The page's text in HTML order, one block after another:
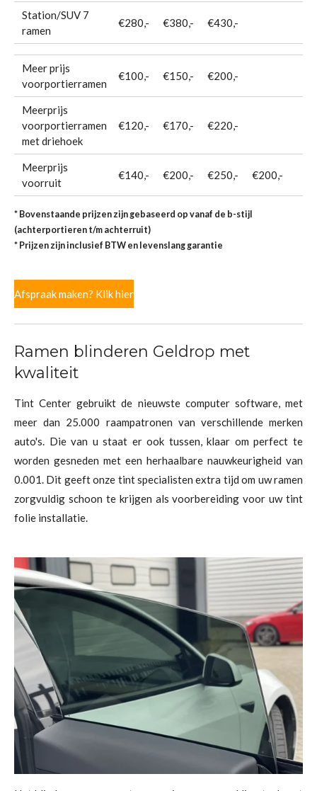
Station/SUV 7
ramen
€280,- €380,- €430,-
Meer prijs
voorportierramen
€100,- €150,- €200,-
Meerprijs
voorportierramen
met driehoek
€120,- €170,- €220,-
Meerprijs
voorruit
€140,- €200,- €250,- €200,-
* Bovenstaande prijzen zijn gebaseerd op vanaf de b-stijl
(achterportieren t/m achterruit)
* Prijzen zijn inclusief BTW en levenslang garantie
Afspraak maken? Klik hier
Ramen blinderen Geldrop met
kwaliteit
Tint Center gebruikt de nieuwste computer software, met
meer dan 25.000 raampatronen van verschillende merken
auto's. Die van u staat er ook tussen, klaar om perfect te
worden gesneden met een herhaalbare nauwkeurigheid van
0.001. Dit geeft onze tint specialisten extra tijd om uw ramen
zorgvuldig schoon te krijgen als voorbereiding voor uw tint
folie installatie.